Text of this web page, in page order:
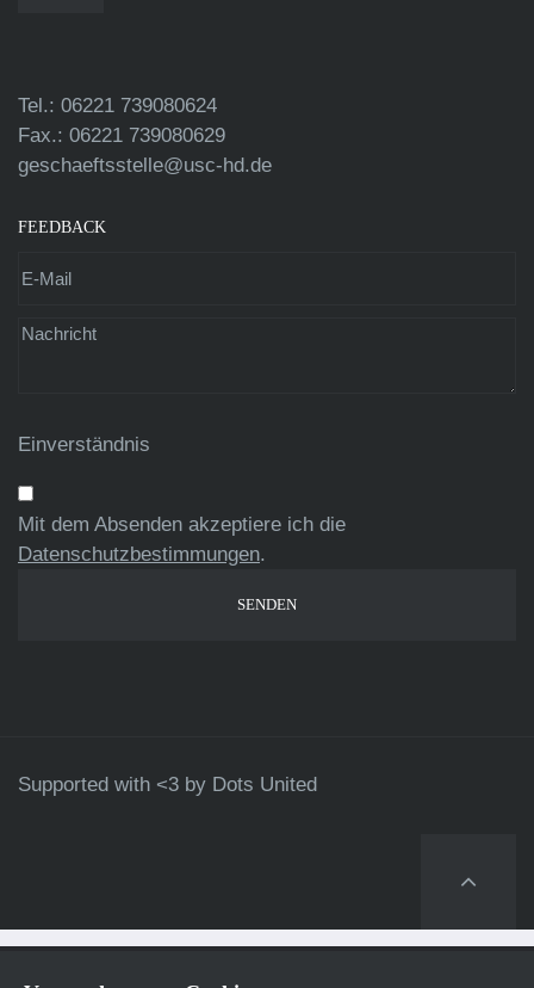
Tel.: 06221 739080624
Fax.: 06221 739080629
geschaeftsstelle@usc-hd.de
FEEDBACK
Einverständnis
Mit dem Absenden akzeptiere ich die
Datenschutzbestimmungen.
Supported with <3 by Dots United